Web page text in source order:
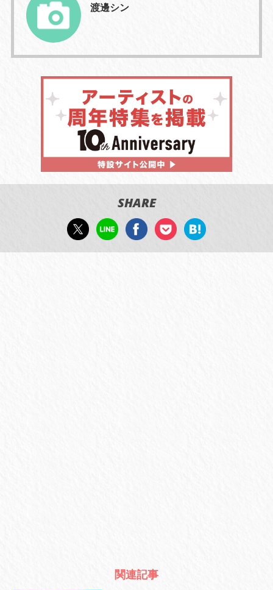
渡邊シン
SHARE
関連記事